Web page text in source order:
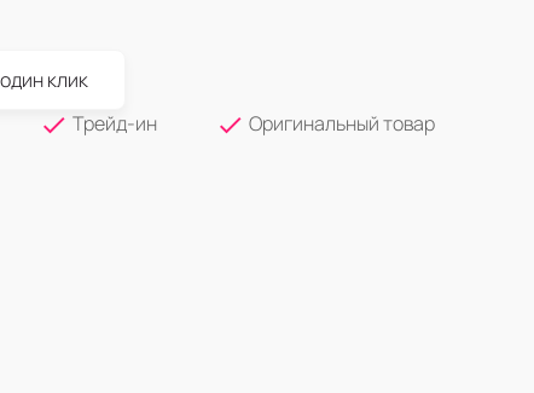
клик
Трейд-ин
Оригинальный товар